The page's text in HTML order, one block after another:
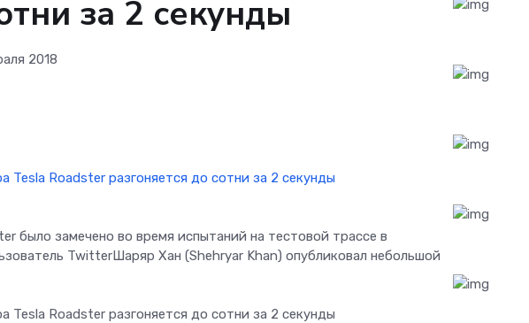
за 2 секунды
2018
было замечено во время испытаний на тестовой трассе в
TwitterШаряр Хан (Shehryar Khan) опубликовал небольшой